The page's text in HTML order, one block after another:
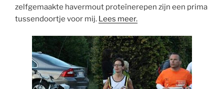
zelfgemaakte havermout proteïnerepen zijn een prima
tussendoortje voor mij. Lees meer.